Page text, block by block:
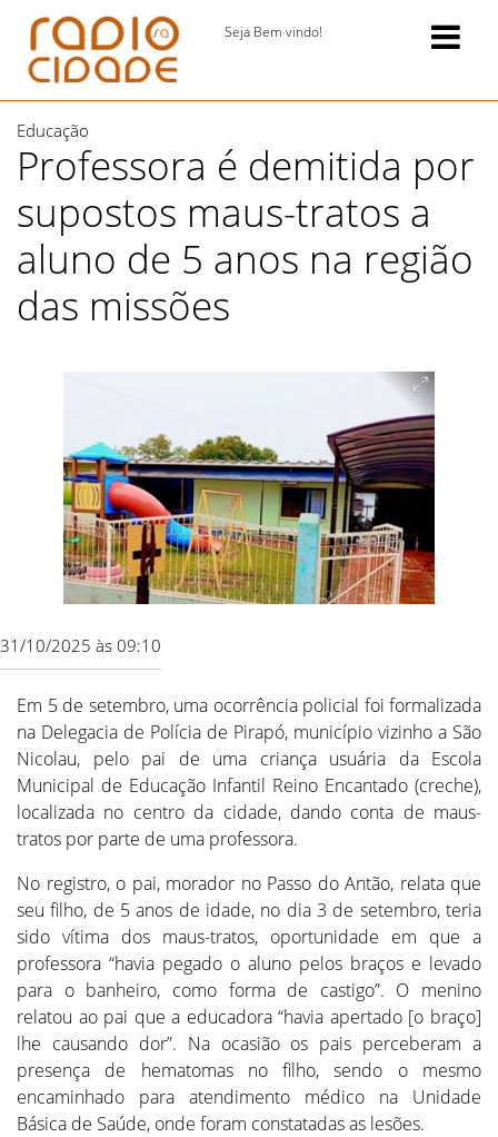
Seja Bem vindo!
Educação
Professora é demitida por
supostos maus-tratos a
aluno de 5 anos na região
das missões
31/10/2025 às 09:10
Em 5 de setembro, uma ocorrência policial foi formalizada
na Delegacia de Polícia de Pirapó, município vizinho a São
Nicolau, pelo pai de uma criança usuária da Escola
Municipal de Educação Infantil Reino Encantado (creche),
localizada no centro da cidade, dando conta de maus-
tratos por parte de uma professora.
No registro, o pai, morador no Passo do Antão, relata que
seu filho, de 5 anos de idade, no dia 3 de setembro, teria
sido vítima dos maus-tratos, oportunidade em que a
professora “havia pegado o aluno pelos braços e levado
para o banheiro, como forma de castigo”. O menino
relatou ao pai que a educadora “havia apertado [o braço]
lhe causando dor”. Na ocasião os pais perceberam a
presença de hematomas no filho, sendo o mesmo
encaminhado para atendimento médico na Unidade
Básica de Saúde, onde foram constatadas as lesões.